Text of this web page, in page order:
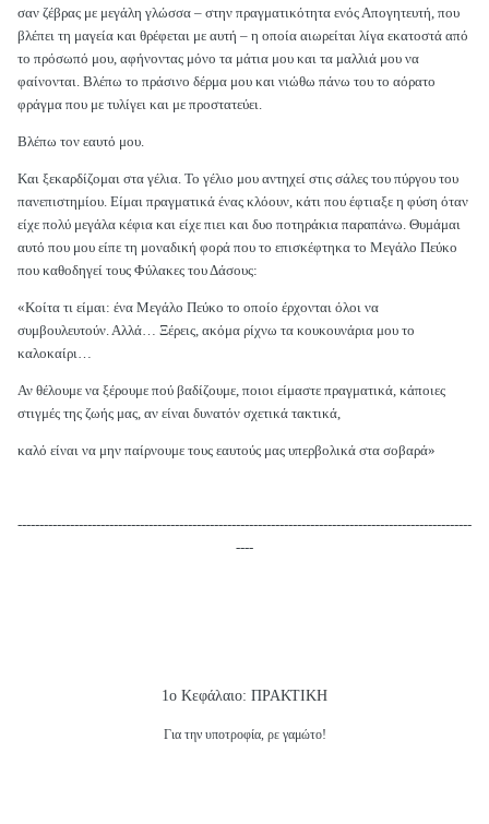
σαν ζέβρας με μεγάλη γλώσσα – στην πραγματικότητα ενός Απογητευτή, που
βλέπει τη μαγεία και θρέφεται με αυτή – η οποία αιωρείται λίγα εκατοστά από
το πρόσωπό μου, αφήνοντας μόνο τα μάτια μου και τα μαλλιά μου να
φαίνονται. Βλέπω το πράσινο δέρμα μου και νιώθω πάνω του το αόρατο
φράγμα που με τυλίγει και με προστατεύει.
Βλέπω τον εαυτό μου.
Και ξεκαρδίζομαι στα γέλια. Το γέλιο μου αντηχεί στις σάλες του πύργου του
πανεπιστημίου. Είμαι πραγματικά ένας κλόουν, κάτι που έφτιαξε η φύση όταν
είχε πολύ μεγάλα κέφια και είχε πιει και δυο ποτηράκια παραπάνω. Θυμάμαι
αυτό που μου είπε τη μοναδική φορά που το επισκέφτηκα το Μεγάλο Πεύκο
που καθοδηγεί τους Φύλακες του Δάσους:
«Κοίτα τι είμαι: ένα Μεγάλο Πεύκο το οποίο έρχονται όλοι να
συμβουλευτούν. Αλλά… Ξέρεις, ακόμα ρίχνω τα κουκουνάρια μου το
καλοκαίρι…
Αν θέλουμε να ξέρουμε πού βαδίζουμε, ποιοι είμαστε πραγματικά, κάποιες
στιγμές της ζωής μας, αν είναι δυνατόν σχετικά τακτικά,
καλό είναι να μην παίρνουμε τους εαυτούς μας υπερβολικά στα σοβαρά»
--------------------------------------------------------------------------------------------------------
----
1ο Κεφάλαιο: ΠΡΑΚΤΙΚΗ
Για την υποτροφία, ρε γαμώτο!